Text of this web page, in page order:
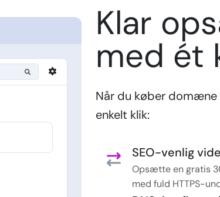
Klar
med ét
Når du køber domæne
enkelt klik:
SEO-venlig
Opsætte en gratis
med fuld HTTPS-